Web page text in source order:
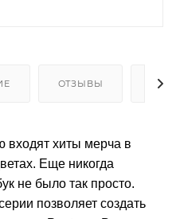
ОТЗЫВЫ
входят хиты мерча в
Еще никогда
не было так просто.
позволяет создать